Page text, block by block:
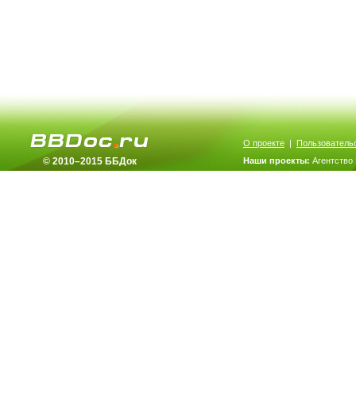
© 2010–2015 ББДок
О проекте |
Наши проекты: